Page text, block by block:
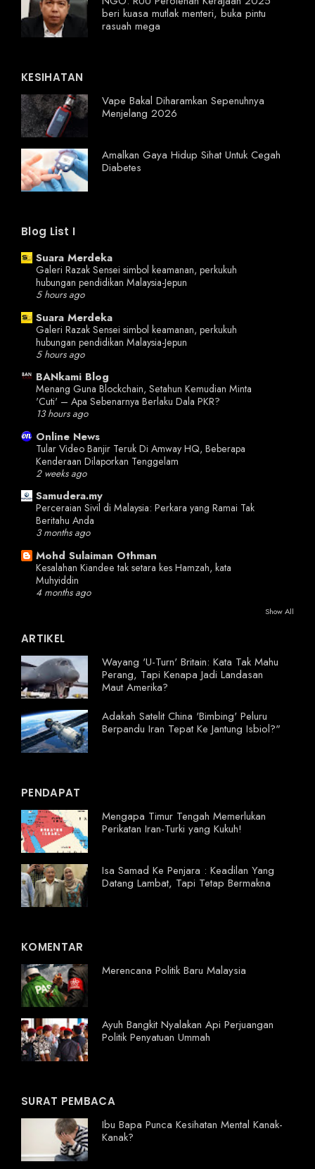
beri kuasa mutlak menteri, buka pintu
rasuah mega
KESIHATAN
Vape Bakal Diharamkan Sepenuhnya
Menjelang 2026
Amalkan Gaya Hidup Sihat Untuk Cegah
Diabetes
Blog List I
Suara Merdeka
Galeri Razak Sensei simbol keamanan, perkukuh
hubungan pendidikan Malaysia-Jepun
5 hours ago
Suara Merdeka
Galeri Razak Sensei simbol keamanan, perkukuh
hubungan pendidikan Malaysia-Jepun
5 hours ago
BANkami Blog
Menang Guna Blockchain, Setahun Kemudian Minta
'Cuti' – Apa Sebenarnya Berlaku Dala PKR?
13 hours ago
Online News
Tular Video Banjir Teruk Di Amway HQ, Beberapa
Kenderaan Dilaporkan Tenggelam
2 weeks ago
Samudera.my
Perceraian Sivil di Malaysia: Perkara yang Ramai Tak
Beritahu Anda
3 months ago
Mohd Sulaiman Othman
Kesalahan Kiandee tak setara kes Hamzah, kata
Muhyiddin
4 months ago
Show All
ARTIKEL
Wayang 'U-Turn' Britain: Kata Tak Mahu
Perang, Tapi Kenapa Jadi Landasan
Maut Amerika?
Adakah Satelit China 'Bimbing' Peluru
Berpandu Iran Tepat Ke Jantung Isbiol?"
PENDAPAT
Mengapa Timur Tengah Memerlukan
Perikatan Iran-Turki yang Kukuh!
Isa Samad Ke Penjara : Keadilan Yang
Datang Lambat, Tapi Tetap Bermakna
KOMENTAR
Merencana Politik Baru Malaysia
Ayuh Bangkit Nyalakan Api Perjuangan
Politik Penyatuan Ummah
SURAT PEMBACA
Ibu Bapa Punca Kesihatan Mental Kanak-
Kanak?